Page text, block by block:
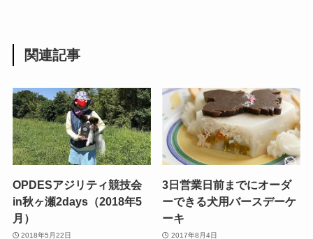
関連記事
OPDESアジリティ競技会
in秋ヶ瀬2days（2018年5
月）
2018年5月22日
3日営業日前までにオーダ
ーできる犬用バースデーケ
ーキ
2017年8月4日